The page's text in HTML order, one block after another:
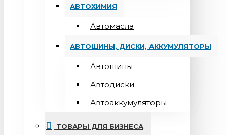
АВТОХИМИЯ
Автомасла
АВТОШИНЫ, ДИСКИ, АККУМУЛЯТОРЫ
Автошины
Автодиски
Автоаккумуляторы
ТОВАРЫ ДЛЯ БИЗНЕСА